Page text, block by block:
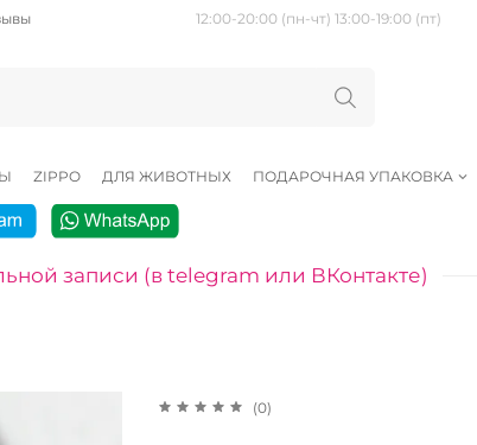
12:00-20:00 (пн-чт) 13:00-19:00 (пт)
ZIPPO ДЛЯ ЖИВОТНЫХ ПОДАРОЧНАЯ УПАКОВКА
записи (в telegram или ВКонтакте)
(0)